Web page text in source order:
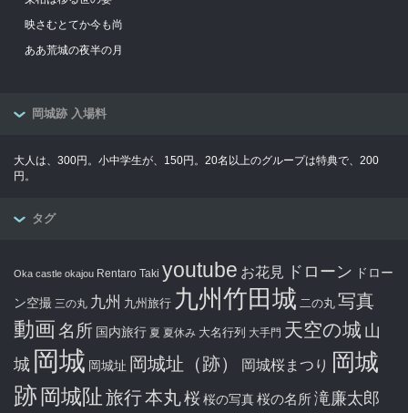
映さむとてか今も尚
ああ荒城の夜半の月
岡城跡 入場料
大人は、300円。小中学生が、150円。20名以上のグループは特典で、200
円。
タグ
Oka castle okajou Rentaro Taki youtube お花見 ドローン ドロー
ン空撮 三の丸 九州 九州旅行 九州竹田城 二の丸 写真
動画名所 国内旅行 夏 夏休み 大名行列 大手門 天空の城 山
城 岡城 岡城址 岡城址（跡） 岡城桜まつり
岡城
跡 岡城阯旅行本丸桜桜の写真桜の名所滝廉太郎